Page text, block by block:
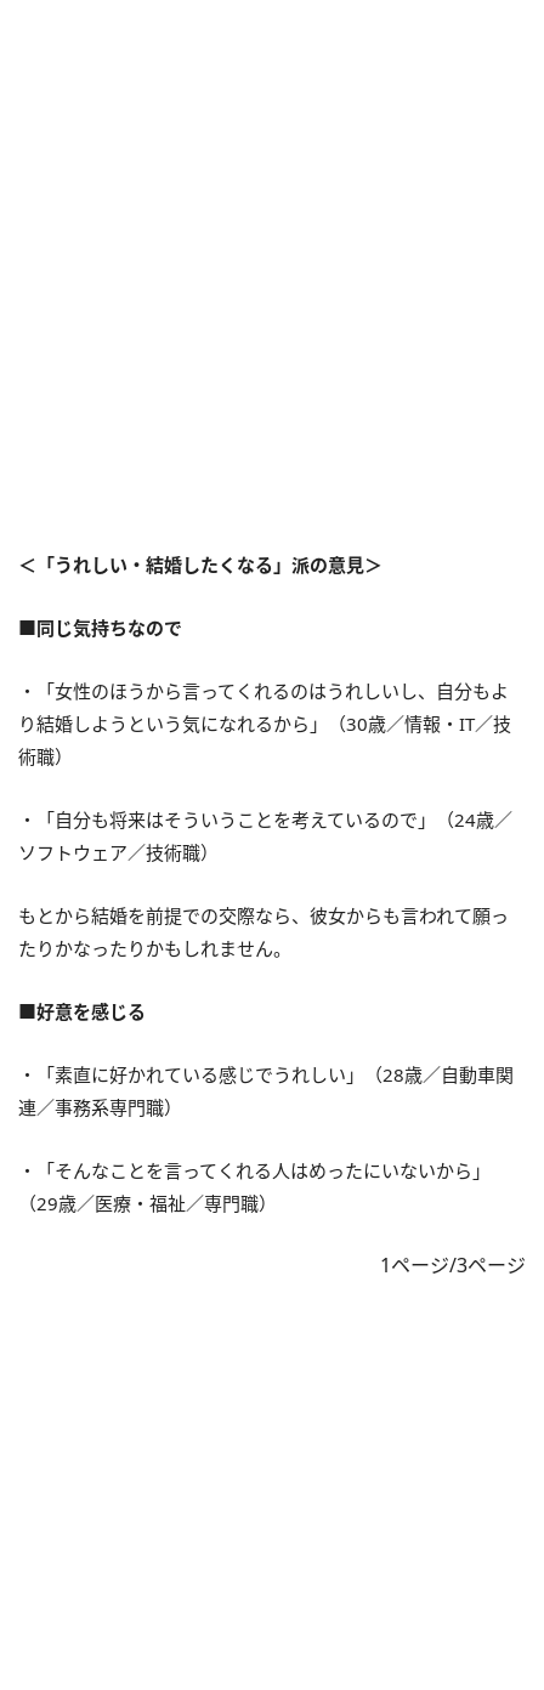
＜「うれしい・結婚したくなる」派の意見＞
■同じ気持ちなので
・「女性のほうから言ってくれるのはうれしいし、自分もよ
り結婚しようという気になれるから」（30歳／情報・IT／技
術職）
・「自分も将来はそういうことを考えているので」（24歳／
ソフトウェア／技術職）
もとから結婚を前提での交際なら、彼女からも言われて願っ
たりかなったりかもしれません。
■好意を感じる
・「素直に好かれている感じでうれしい」（28歳／自動車関
連／事務系専門職）
・「そんなことを言ってくれる人はめったにいないから」
（29歳／医療・福祉／専門職）
1ページ/3ページ